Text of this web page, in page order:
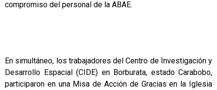
compromiso del personal de la ABAE.
En simultáneo, los trabajadores del Centro de Investigación y
Desarrollo Espacial (CIDE) en Borburata, estado Carabobo,
participaron en una Misa de Acción de Gracias en la Iglesia